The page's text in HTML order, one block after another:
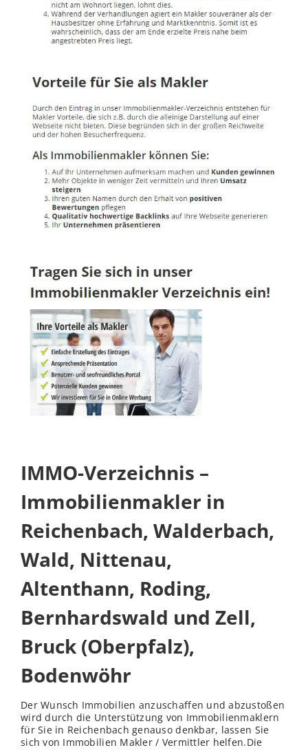
IMMO-Verzeichnis –
Immobilienmakler in
Reichenbach, Walderbach,
Wald, Nittenau,
Altenthann, Roding,
Bernhardswald und Zell,
Bruck (Oberpfalz),
Bodenwöhr
Der Wunsch Immobilien anzuschaffen und abzustoßen
wird durch die Unterstützung von Immobilienmaklern
für Sie in Reichenbach genauso denkbar, lassen Sie
sich von Immobilien Makler / Vermittler helfen.Die